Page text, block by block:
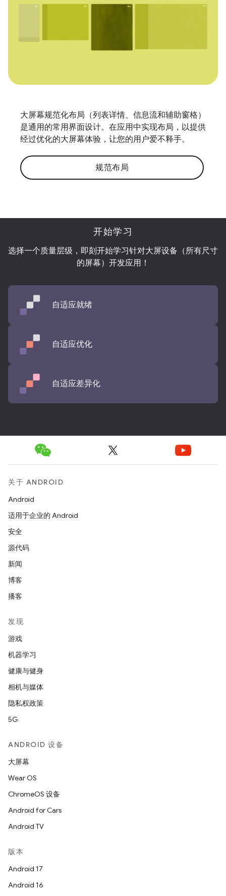
大屏幕规范化布局（列表详情、信息流和辅助窗格）
是通用的常用界面设计。在应用中实现布局，以提供
经过优化的大屏幕体验，让您的用户爱不释手。
规范布局
开始学习
选择一个质量层级，即刻开始学习针对大屏设备（所有尺寸
的屏幕）开发应用！
自适应就绪
自适应优化
自适应差异化
关于 ANDROID
Android
适用于企业的 Android
安全
源代码
新闻
博客
播客
发现
游戏
机器学习
健康与健身
相机与媒体
隐私权政策
5G
ANDROID 设备
大屏幕
Wear OS
ChromeOS 设备
Android for Cars
Android TV
版本
Android 17
Android 16